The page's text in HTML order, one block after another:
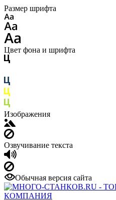
Размер шрифта
Цвет фона и шрифта
Изображения
Озвучивание текста
Обычная версия сайта